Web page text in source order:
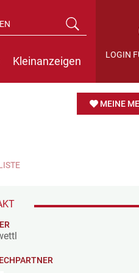
LOGIN
Kleinanzeigen
MEINE